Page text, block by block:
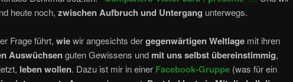
heute noch, zwischen Aufbruch und Untergang unterwegs.
Frage führt, wiewir angesichts dergegenwärtigen Weltlage mit ihren
Auswüchsenguten Gewissens und mit uns selbst übereinstimmig,
leben wollen. Dazu ist mir in einer Facebook-Gruppe (was für ein